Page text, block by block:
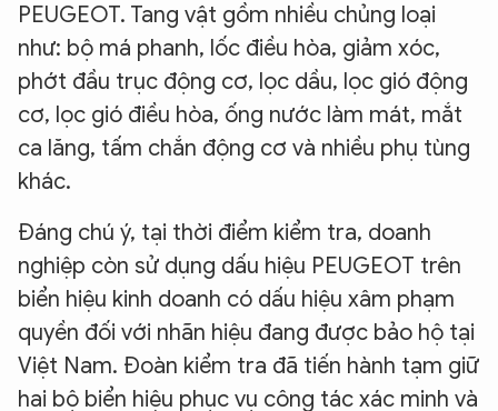
PEUGEOT. Tang vật gồm nhiều chủng loại
như: bộ má phanh, lốc điều hòa, giảm xóc,
phớt đầu trục động cơ, lọc dầu, lọc gió động
cơ, lọc gió điều hòa, ống nước làm mát, mắt
ca lăng, tấm chắn động cơ và nhiều phụ tùng
khác.
Đáng chú ý, tại thời điểm kiểm tra, doanh
nghiệp còn sử dụng dấu hiệu PEUGEOT trên
biển hiệu kinh doanh có dấu hiệu xâm phạm
quyền đối với nhãn hiệu đang được bảo hộ tại
Việt Nam. Đoàn kiểm tra đã tiến hành tạm giữ
hai bộ biển hiệu phục vụ công tác xác minh và